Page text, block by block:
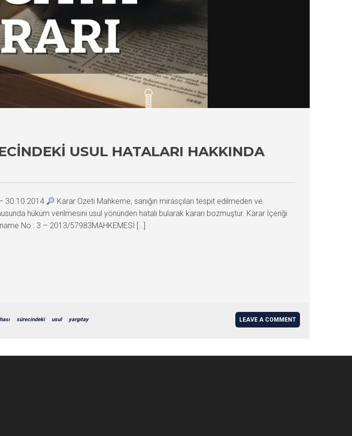
USUL HATALARI HAKKINDA
30.10.2014
Karar Özeti Mahkeme, sanığın mirasçıları tespit edilmeden ve
hüküm verilmesini usul yönünden hatalı bularak kararı bozmuştur. Karar İçeriği
No : 3 – 2013/57983MAHKEMESİ […]
sürecindeki usul yargıtay LEAVE A COMMENT